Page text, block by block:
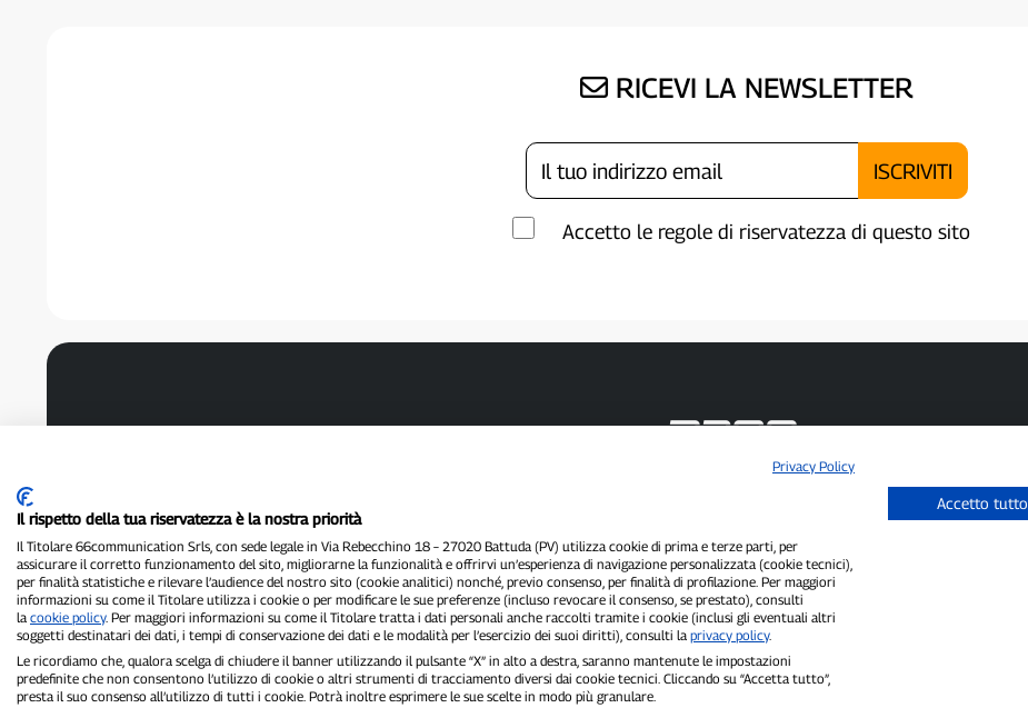
RICEVI LA NEWSLETTER
Accetto le regole di riservatezza di questo sito
P300.it è una Testata Giornalistica indipendente
Registrazione numero 1/2021 del 1/2/2021 - Tribunale di Pavia
- P.IVA 02798890188
Direttore Responsabile:Alessandro Secchi- Vicedirettore:
Privacy Policy-Cookie Policy
"Se è successo davvero, lo trovi su P300.it"
Copyright © P300.it 2012-2026
Privacy Policy
Il rispetto della tua riservatezza è la nostra priorità
Il Titolare 66communication Srls, con sede legale in Via Rebecchino 18 – 27020 Battuda (PV) utilizza cookie di prima e terze parti, per
assicurare il corretto funzionamento del sito, migliorarne la funzionalità e offrirvi un’esperienza di navigazione personalizzata (cookie tecnici),
per finalità statistiche e rilevare l’audience del nostro sito (cookie analitici) nonché, previo consenso, per finalità di profilazione. Per maggiori
informazioni su come il Titolare utilizza i cookie o per modificare le sue preferenze (incluso revocare il consenso, se prestato), consulti
la cookie policy. Per maggiori informazioni su come il Titolare tratta i dati personali anche raccolti tramite i cookie (inclusi gli eventuali altri
soggetti destinatari dei dati, i tempi di conservazione dei dati e le modalità per l’esercizio dei suoi diritti), consulti la privacy policy.
Le ricordiamo che, qualora scelga di chiudere il banner utilizzando il pulsante “X” in alto a destra, saranno mantenute le impostazioni
predefinite che non consentono l’utilizzo di cookie o altri strumenti di tracciamento diversi dai cookie tecnici. Cliccando su “Accetta tutto”,
presta il suo consenso all’utilizzo di tutti i cookie. Potrà inoltre esprimere le sue scelte in modo più granulare.
Accetto tutto